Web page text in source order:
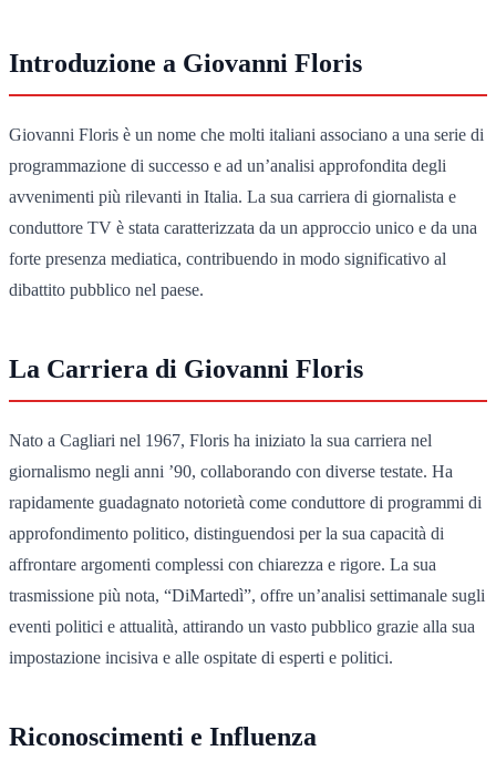
Introduzione a Giovanni Floris
Giovanni Floris è un nome che molti italiani associano a una serie di
programmazione di successo e ad un’analisi approfondita degli
avvenimenti più rilevanti in Italia. La sua carriera di giornalista e
conduttore TV è stata caratterizzata da un approccio unico e da una
forte presenza mediatica, contribuendo in modo significativo al
dibattito pubblico nel paese.
La Carriera di Giovanni Floris
Nato a Cagliari nel 1967, Floris ha iniziato la sua carriera nel
giornalismo negli anni ’90, collaborando con diverse testate. Ha
rapidamente guadagnato notorietà come conduttore di programmi di
approfondimento politico, distinguendosi per la sua capacità di
affrontare argomenti complessi con chiarezza e rigore. La sua
trasmissione più nota, “DiMartedì”, offre un’analisi settimanale sugli
eventi politici e attualità, attirando un vasto pubblico grazie alla sua
impostazione incisiva e alle ospitate di esperti e politici.
Riconoscimenti e Influenza